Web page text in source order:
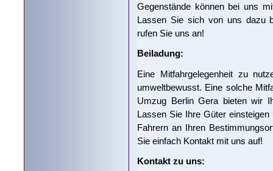
Gegenstände können bei uns
Lassen Sie sich von uns dazu
rufen Sie uns an!
Beiladung:
Eine Mitfahrgelegenheit zu
umweltbewusst. Eine solche
Umzug Berlin Gera bieten wir
Lassen Sie Ihre Güter einsteigen
Fahrern an Ihren
Sie einfach Kontakt mit uns auf!
Kontakt zu uns: